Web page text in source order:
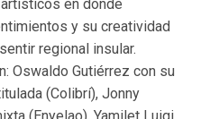
en donde
y su creatividad
regional insular.
Oswaldo Gutiérrez con su
(Colibrí), Jonny